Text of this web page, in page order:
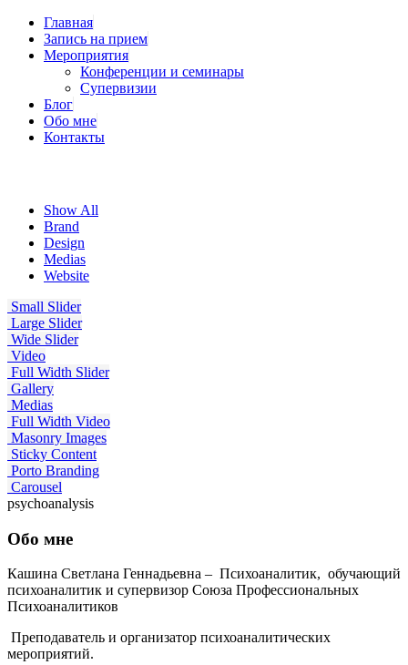
Главная
Запись на прием
Мероприятия
Конференции и семинары
Супервизии
Блог
Обо мне
Контакты
Show All
Brand
Design
Medias
Website
Small Slider
Large Slider
Wide Slider
Video
Full Width Slider
Gallery
Medias
Full Width Video
Masonry Images
Sticky Content
Porto Branding
Carousel
psychoanalysis
Обо мне
Кашина Светлана Геннадьевна – Психоаналитик, обучающий
психоаналитик и супервизор Союза Профессиональных
Психоаналитиков
Преподаватель и организатор психоаналитических
мероприятий.